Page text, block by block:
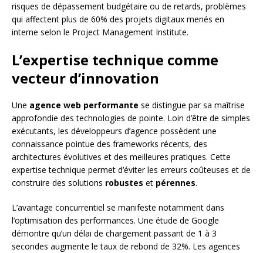
risques de dépassement budgétaire ou de retards, problèmes
qui affectent plus de 60% des projets digitaux menés en
interne selon le Project Management Institute.
L’expertise technique comme
vecteur d’innovation
Une agence web performante se distingue par sa maîtrise
approfondie des technologies de pointe. Loin d’être de simples
exécutants, les développeurs d’agence possèdent une
connaissance pointue des frameworks récents, des
architectures évolutives et des meilleures pratiques. Cette
expertise technique permet d’éviter les erreurs coûteuses et de
construire des solutions robustes et pérennes.
L’avantage concurrentiel se manifeste notamment dans
l’optimisation des performances. Une étude de Google
démontre qu’un délai de chargement passant de 1 à 3
secondes augmente le taux de rebond de 32%. Les agences